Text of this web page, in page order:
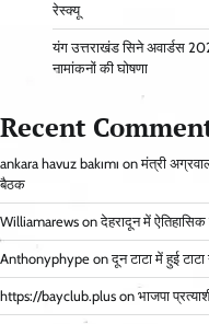
रेस्क्यू
यंग उत्तराखंड सिने अवार्डस
नामांकनों की घोषणा
Recent
ankara havuz bakımı onमंत्री
बैठक
Williamarews onदेहरादून में
Anthonyphype onदून टाटा में हुई
https://bayclub.plus on भाजपा